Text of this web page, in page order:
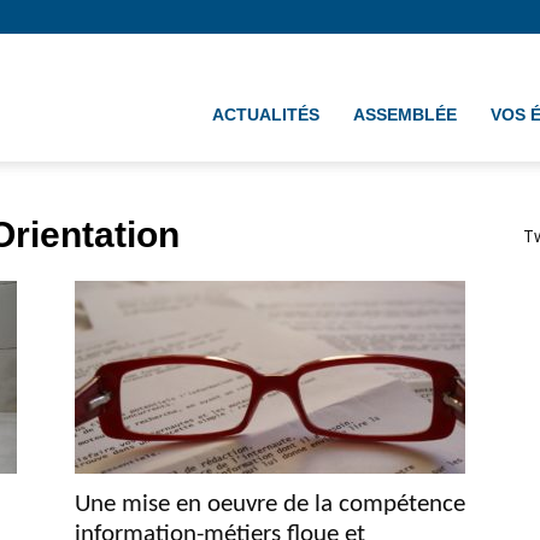
ACTUALITÉS ASSEMBLÉE VOS
Une mise en oeuvre de la compétence
information-métiers floue et